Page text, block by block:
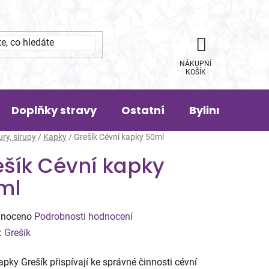
NÁKUPNÍ
KOŠÍK
Doplňky stravy Ostatní Bylinná
sirupy / Kapky / Grešík Cévní kapky 50ml
Cévní kapky
Podrobnosti hodnocení
Grešík
Grešík přispívají ke správné činnosti cévní